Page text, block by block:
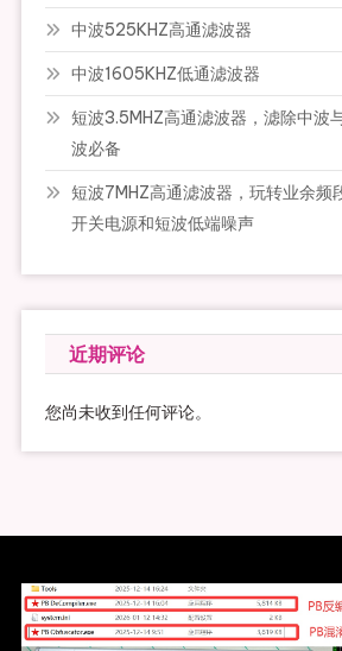
中波525KHZ高通滤波器
中波1605KHZ低通滤波器
短波3.5MHZ高通滤波器，滤除中波
波必备
短波7MHZ高通滤波器，玩转业余频
开关电源和短波低端噪声
近期评论
您尚未收到任何评论。